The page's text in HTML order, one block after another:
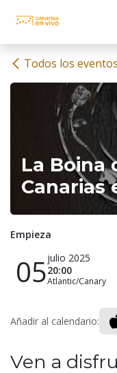
Todos los eventos
La Boina
Canarias
Empieza
05julio 2025
20:00
Atlantic/Canary
Añadir al calendario:
Ven a